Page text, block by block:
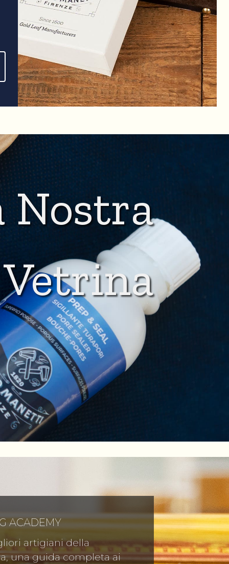
Nostra
Vetrina
ACADEMY
artigiani della
una guida completa ai